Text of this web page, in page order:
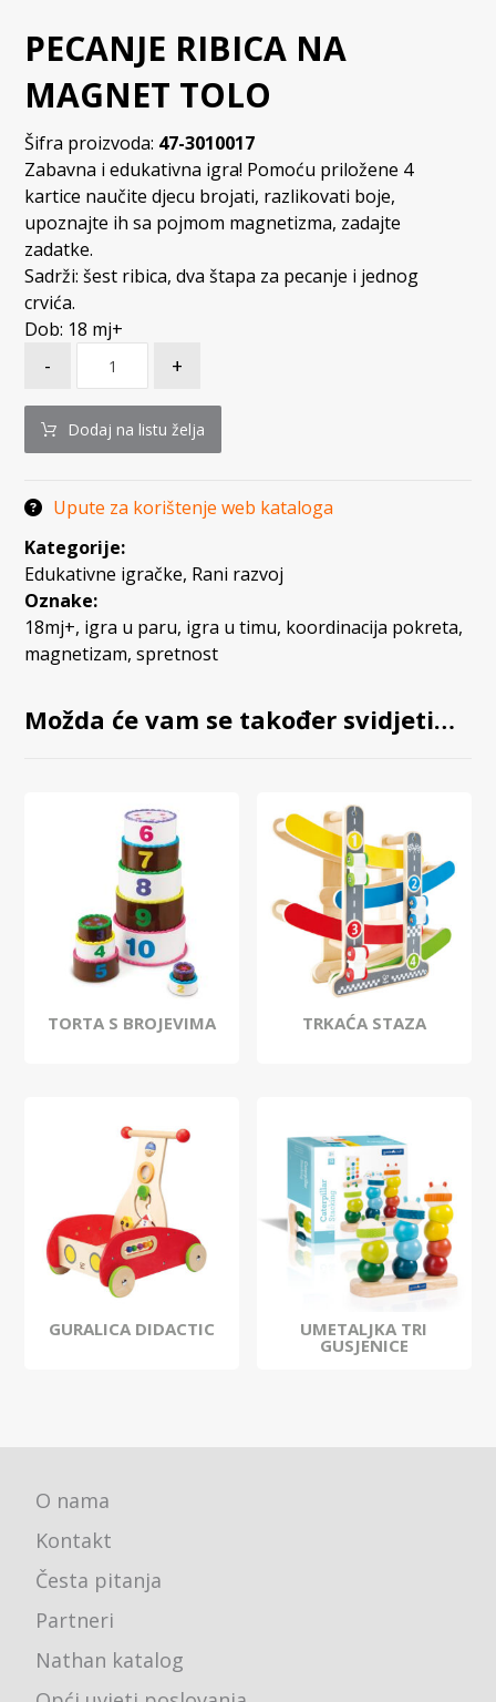
PECANJE RIBICA NA
MAGNET TOLO
Šifra proizvoda: 47-3010017
Zabavna i edukativna igra! Pomoću priložene 4
kartice naučite djecu brojati, razlikovati boje,
upoznajte ih sa pojmom magnetizma, zadajte
zadatke.
Sadrži: šest ribica, dva štapa za pecanje i jednog
crvića.
Dob: 18 mj+
- +
Dodaj na listu želja
Upute za korištenje web kataloga
Kategorije:
Edukativne igračke, Rani razvoj
Oznake:
18mj+, igra u paru, igra u timu, koordinacija pokreta,
magnetizam,spretnost
Možda će vam se također svidjeti…
TORTA S BROJEVIMA TRKAĆA STAZA
GURALICA DIDACTIC UMETALJKA TRI
GUSJENICE
O nama
Kontakt
Česta pitanja
Partneri
Nathan katalog